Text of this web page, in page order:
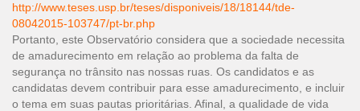
http://www.teses.usp.br/teses/disponiveis/18/18144/tde-
08042015-103747/pt-br.php
Portanto, este Observatório considera que a sociedade necessita
de amadurecimento em relação ao problema da falta de
segurança no trânsito nas nossas ruas. Os candidatos e as
candidatas devem contribuir para esse amadurecimento, e incluir
o tema em suas pautas prioritárias. Afinal, a qualidade de vida